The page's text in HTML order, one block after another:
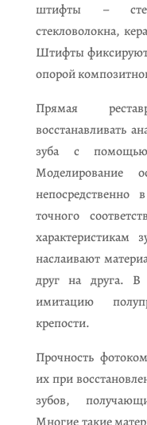
штифты –
стекловолокна,
Штифты
опорой
Прямая
восстанавливать
зуба с помощью
Моделирование
точного
характеристикам
наслаивают
друг на друга. В
имитацию
крепости.
Прочность
их при
зубов,